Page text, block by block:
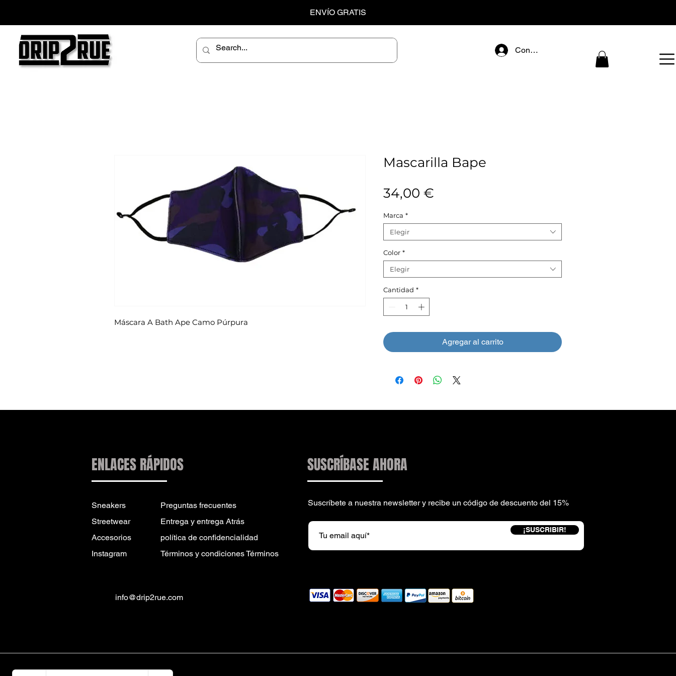
ENVÍO GRATIS
Connectez-vous
Máscara A Bath Ape Camo Púrpura
Mascarilla Bape
34,00 €
Marca *
Elegir
Color *
Elegir
Cantidad *
Agregar al carrito
ENLACES RÁPIDOS
Sneakers
Streetwear
Accesorios
Instagram
Preguntas frecuentes
Entrega y entrega Atrás
política de confidencialidad
Términos y condiciones Términos
info@drip2rue.com
SUSCRÍBASE AHORA
Suscríbete a nuestra newsletter y recibe un código de descuento del 15%
¡SUSCRIBIR!